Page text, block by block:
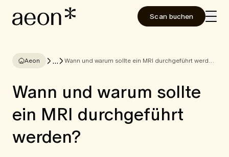
Scan buchen
Aeon ... Wann und warum sollte ein MRI durchgeführt werden?
Wann und warum sollte
ein MRI durchgeführt
werden?